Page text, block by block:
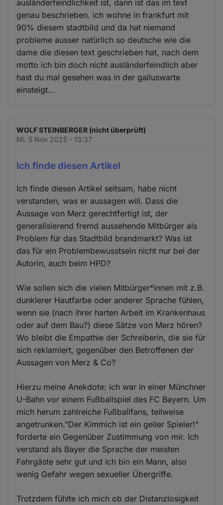
ausländerfeindlichkeit ist, dann ist das im text
genau beschrieben. ich wohne in frankfurt mit
90% diesem stadtbild und da hat niemand
probleme ausser natürlich so deutsche wie die
dame die diesen text geschrieben hat, nach dem
motto ich bin doch nicht ausländerfeindlich aber
hast du mal gesehen was in der galluswarte
einsteigt...
WOLF STEINBERGER (nicht überprüft)
Mi. 5 Nov 2025 - 13:37
Ich finde diesen Artikel
Ich finde diesen Artikel seltsam, habe nicht
verstanden, was er aussagen will. Dass die
Aussage von Merz gerechtfertigt ist, der
generalisierend fremd aussehende Mitbürger als
Problem für das Stadtbild brandmarkt? Was ist
das für ein Problembewusstsein nicht nur bei der
Autorin, auch beim HPD?
Wie sollen sich die vielen Mitbürger*innen mit z.B.
dunklerer Hautfarbe oder anderer Sprache fühlen,
wenn sie (nach ihrer harten Arbeit im Krankenhaus
oder auf dem Bau?) diese Sätze von Merz hören?
Wo bleibt die Empathie der Schreiberin, die sie für
sich reklamiert, gegenüber den Betroffenen der
Aussagen von Merz & Co?
Hierzu meine Anekdote: ich war in einer Münchner
U-Bahn vor einem Fußballspiel des FC Bayern. Um
mich herum zahlreiche Fußballfans, teilweise
angetrunken."Der Kimmich ist ein geiler Spieler!"
forderte ein Gegenüber Zustimmung von mir. Ich
verstand als Bayer die Sprache der meisten
Fahrgäste sehr gut und ich bin ein Mann, also
wenig Gefahr wegen sexueller Übergriffe.
Trotzdem fühlte ich mich ob der Distanzlosigkeit